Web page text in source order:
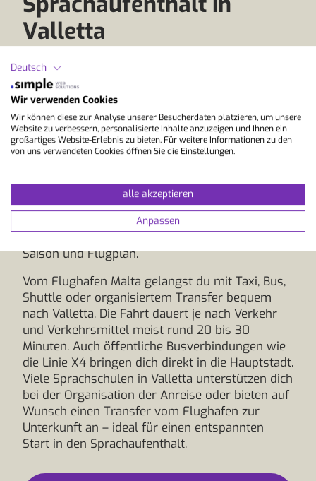
Valletta
Ein Sprachaufenthalt in Valletta verbindet
Englisch lernen mit mediterranem Lebensgefühl,
historischer Kulisse und einer lebendigen
internationalen Atmosphäre. Maltas Hauptstadt
ist auch ab der Schweiz sehr gut erreichbar. Die
Anreise nach Valletta erfolgt bequem über den
acht Kilometer entfernt liegt. Ab Zürich gibt es
regelmässige Direktflüge nach Malta, unter
anderem mit SWISS und KM Malta Airlines. Ab
Genf bestehen Direktflüge nach Malta, je nach
Saison und Flugplan.
Vom Flughafen Malta gelangst du mit Taxi, Bus,
Shuttle oder organisiertem Transfer bequem
nach Valletta. Die Fahrt dauert je nach Verkehr
und Verkehrsmittel meist rund 20 bis 30
Minuten. Auch öffentliche Busverbindungen wie
die Linie X4 bringen dich direkt in die Hauptstadt.
Viele Sprachschulen in Valletta unterstützen dich
bei der Organisation der Anreise oder bieten auf
Wunsch einen Transfer vom Flughafen zur
Unterkunft an – ideal für einen entspannten
Start in den Sprachaufenthalt.
Deutsch
Wir verwenden Cookies
Wir können diese zur Analyse unserer Besucherdaten platzieren, um unsere
Website zu verbessern, personalisierte Inhalte anzuzeigen und Ihnen ein
großartiges Website-Erlebnis zu bieten. Für weitere Informationen zu den
von uns verwendeten Cookies öffnen Sie die Einstellungen.
alle akzeptieren
Anpassen